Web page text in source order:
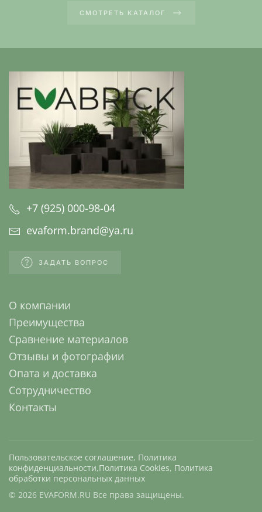
СМОТРЕТЬ КАТАЛОГ
+7 (925) 000-98-04
evaform.brand@ya.ru
ЗАДАТЬ ВОПРОС
О компании
Преимущества
Сравнение материалов
Отзывы и фотографии
Опата и доставка
Сотрудничество
Контакты
Пользовательское соглашение, Политика
конфиденциальности,Политика Cookies, Политика
обработки персональных данных
© 2026 EVAFORM.RU Все права защищены.